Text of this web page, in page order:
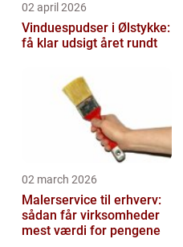
02 april 2026
Vinduespudser i Ølstykke:
få klar udsigt året rundt
02 march 2026
Malerservice til erhverv:
sådan får virksomheder
mest værdi for pengene